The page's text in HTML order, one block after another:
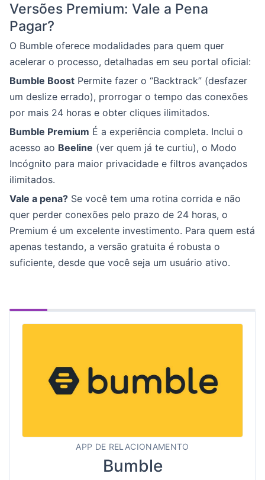
Versões Premium: Vale a Pena
Pagar?
O Bumble oferece modalidades para quem quer
acelerar o processo, detalhadas em seu portal oficial:
Bumble Boost Permite fazer o “Backtrack” (desfazer
um deslize errado), prorrogar o tempo das conexões
por mais 24 horas e obter cliques ilimitados.
Bumble Premium É a experiência completa. Inclui o
acesso ao Beeline (ver quem já te curtiu), o Modo
Incógnito para maior privacidade e filtros avançados
ilimitados.
Vale a pena? Se você tem uma rotina corrida e não
quer perder conexões pelo prazo de 24 horas, o
Premium é um excelente investimento. Para quem está
apenas testando, a versão gratuita é robusta o
suficiente, desde que você seja um usuário ativo.
APP DE RELACIONAMENTO
Bumble